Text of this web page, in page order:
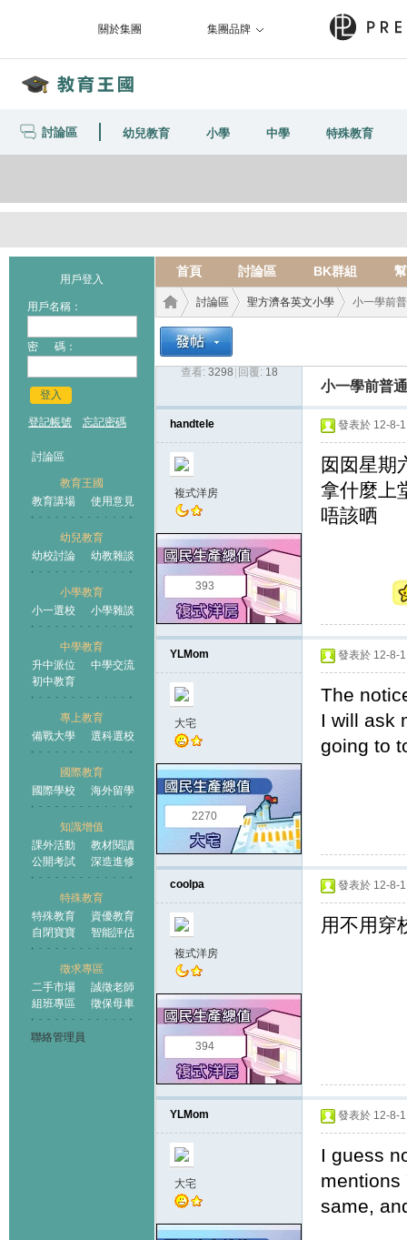
關於集團 集團品牌
討論區 幼兒教育 小學 中學 特殊教育
用戶登入
用戶名稱：
密 碼：
登入
登記帳號 忘記密碼
討論區
教育王國
教育講場
使用意見
幼兒教育
幼校討論
幼教雜談
小學教育
小一選校
小學雜談
中學教育
升中派位
中學交流
初中教育
專上教育
備戰大學
選科選校
國際教育
國際學校
海外留學
知識增值
課外活動
教材閱讀
公開考試
深造進修
特殊教育
特殊教育
資優教育
自閉寶寶
智能評估
徵求專區
二手市場
誠徵老師
組班專區
徵保母車
聯絡管理員
首頁 討論區 BK群組
王國
›
討論區
›
聖方濟各英文小學 小一學前
查看: 3298 回覆: 18
小一學前普
handtele
複式洋房
393
發表於 12-8-
囡囡星期
拿什麼上
唔該晒
YLMom
大宅
2270
發表於 12-8-
The
I will ask
going to
coolpa
複式洋房
394
發表於 12-8-
用不用穿
YLMom
大宅
發表於 12-8-
I guess
same,